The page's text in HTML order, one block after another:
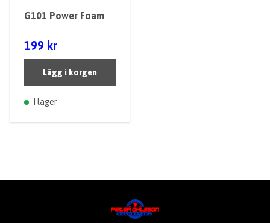
G101 Power Foam
199 kr
Lägg i korgen
I lager